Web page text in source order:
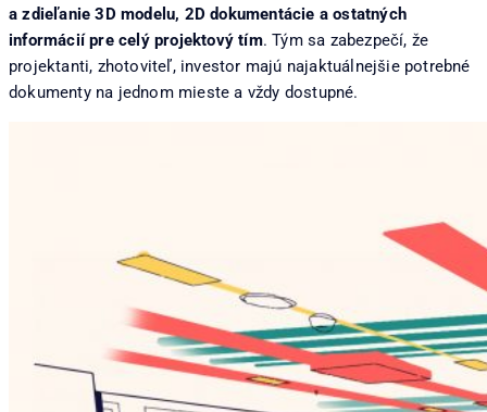
a zdieľanie 3D modelu, 2D dokumentácie a ostatných
informácií pre celý projektový tím. Tým sa zabezpečí, že
projektanti, zhotoviteľ, investor majú najaktuálnejšie potrebné
dokumenty na jednom mieste a vždy dostupné.